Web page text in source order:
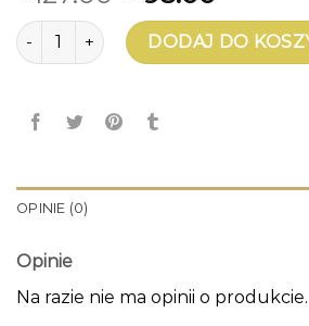
ilość kolczyki dla dziewczyny
DODAJ DO
OPINIE (0)
Opinie
Na razie nie ma opinii o produkcie.